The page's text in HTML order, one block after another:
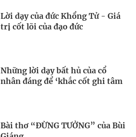
Lời dạy của đức Khổng Tử - Giá
trị cốt lõi của đạo đức
Những lời dạy bất hủ của cổ
nhân đáng để ‘khắc cốt ghi tâm
Bài thơ “ĐỪNG TƯỞNG” của Bùi